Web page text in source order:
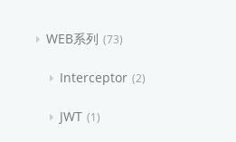
WEB系列 73
Interceptor 2
JWT 1